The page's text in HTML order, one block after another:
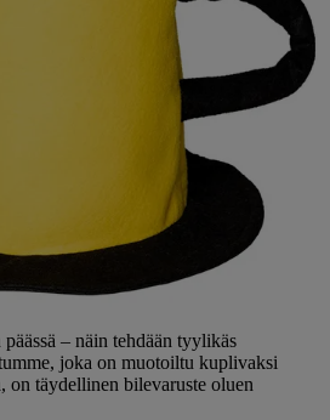
– näin tehdään tyylikäs
joka on muotoiltu kuplivaksi
on täydellinen bilevaruste oluen